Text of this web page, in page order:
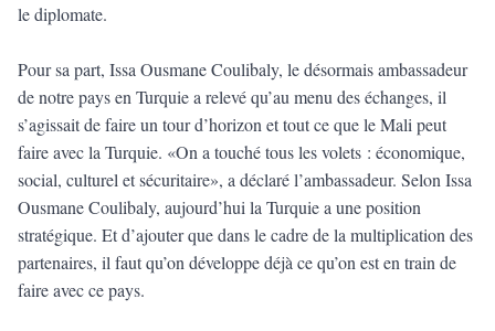
le diplomate.
Pour sa part, Issa Ousmane Coulibaly, le désormais ambassadeur
de notre pays en Turquie a relevé qu’au menu des échanges, il
s’agissait de faire un tour d’horizon et tout ce que le Mali peut
faire avec la Turquie. «On a touché tous les volets : économique,
social, culturel et sécuritaire», a déclaré l’ambassadeur. Selon Issa
Ousmane Coulibaly, aujourd’hui la Turquie a une position
stratégique. Et d’ajouter que dans le cadre de la multiplication des
partenaires, il faut qu’on développe déjà ce qu’on est en train de
faire avec ce pays.